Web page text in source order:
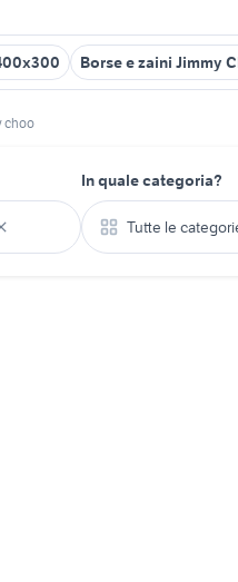
Borse e zaini Jimmy
choo
In quale categoria?
Tutte le